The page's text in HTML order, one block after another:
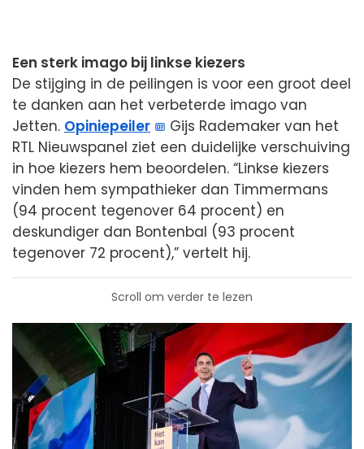
Een sterk imago bij linkse kiezers
De stijging in de peilingen is voor een groot deel
te danken aan het verbeterde imago van
Jetten. Opiniepeiler
Gijs Rademaker van het
RTL Nieuwspanel ziet een duidelijke verschuiving
in hoe kiezers hem beoordelen. “Linkse kiezers
vinden hem sympathieker dan Timmermans
(94 procent tegenover 64 procent) en
deskundiger dan Bontenbal (93 procent
tegenover 72 procent),” vertelt hij.
Scroll om verder te lezen